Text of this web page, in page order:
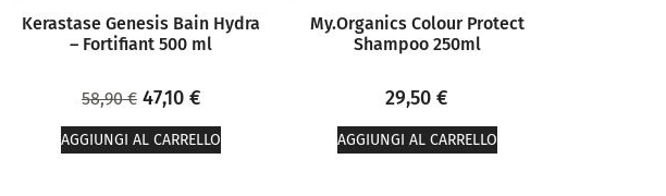
Kerastase Genesis Bain Hydra
– Fortifiant 500 ml
58,90€ 47,10 €
AGGIUNGI AL CARRELLO
My.Organics Colour Protect
Shampoo 250ml
29,50€
AGGIUNGI AL CARRELLO